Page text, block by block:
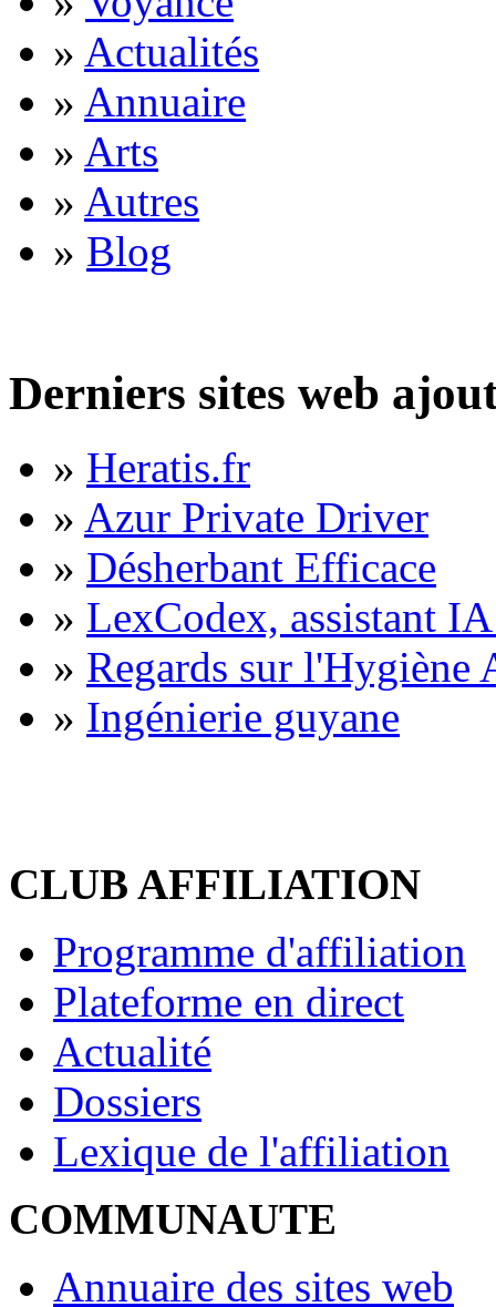
» Actualités
» Annuaire
» Arts
» Autres
» Blog
Derniers sites web
» Heratis.fr
» Azur Private Driver
» Désherbant Efficace
» LexCodex, assistant
» Regards sur l'Hygiène
» Ingénierie guyane
CLUB AFFILIATION
Programme d'affiliation
Plateforme en direct
Actualité
Dossiers
Lexique de l'affiliation
COMMUNAUTE
Annuaire des sites web